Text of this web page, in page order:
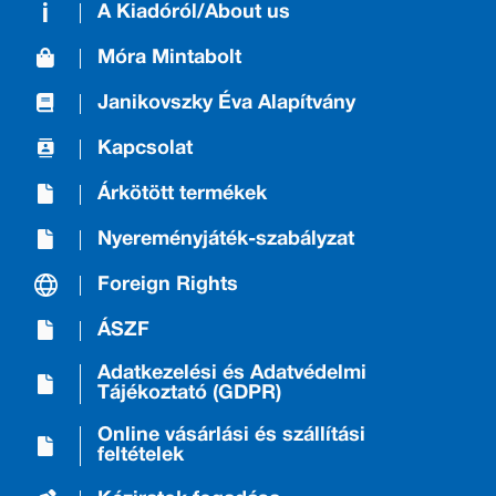
A Kiadóról/About us
Móra Mintabolt
Janikovszky Éva Alapítvány
Kapcsolat
Árkötött termékek
Nyereményjáték-szabályzat
Foreign Rights
ÁSZF
Adatkezelési és Adatvédelmi
Tájékoztató (GDPR)
Online vásárlási és szállítási
feltételek